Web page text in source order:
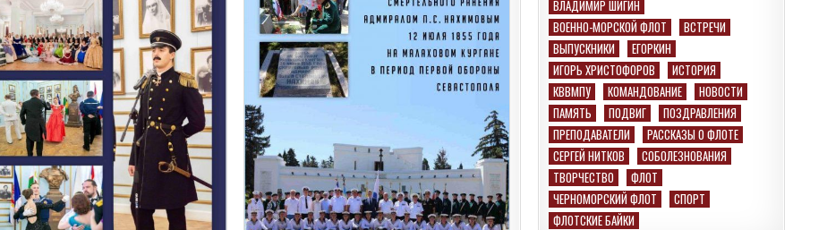
ВЛАДИМИР ШИГИН
ВОЕННО-МОРСКОЙ ФЛОТ
ВСТРЕЧИ
ВЫПУСКНИКИ
ЕГОРКИН
ИГОРЬ ХРИСТОФОРОВ
ИСТОРИЯ
КВВМПУ
КОМАНДОВАНИЕ
НОВОСТИ
ПАМЯТЬ
ПОДВИГ
ПОЗДРАВЛЕНИЯ
ПРЕПОДАВАТЕЛИ
РАССКАЗЫ О ФЛОТЕ
СЕРГЕЙ НИТКОВ
СОБОЛЕЗНОВАНИЯ
ТВОРЧЕСТВО
ФЛОТ
ЧЕРНОМОРСКИЙ ФЛОТ
СПОРТ
ФЛОТСКИЕ БАЙКИ